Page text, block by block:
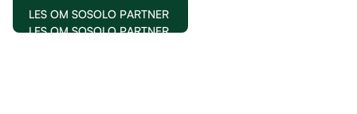
LES OM SOSOLO PARTNER
LES OM SOSOLO PARTNER